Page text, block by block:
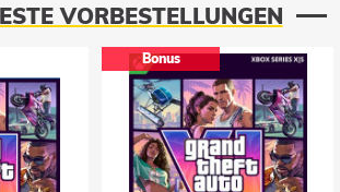
VORBESTELLUNGEN